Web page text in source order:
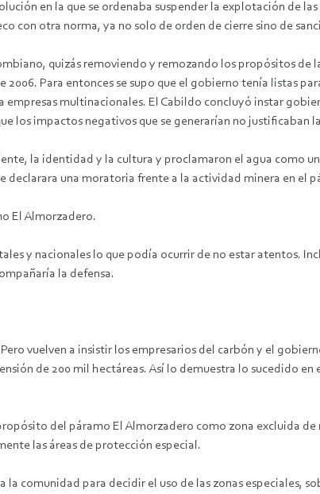
en la que se ordenaba suspender la explotación de
otra norma, ya no solo de orden de cierre sino de
quizás removiendo y remozando los propósitos de
Para entonces se supo que el gobierno tenía listas
multinacionales. El Cabildo concluyó instar
los impactos negativos que se generarían no justificaban
la identidad y la cultura y proclamaron el agua como
declarara una moratoria frente a la actividad minera en el
El Almorzadero.
y nacionales lo que podía ocurrir de no estar atentos.
la defensa.
vuelven a insistir los empresarios del carbón y el
de 200 mil hectáreas. Así lo demuestra lo sucedido en
del páramo El Almorzadero como zona excluida de
las áreas de protección especial.
comunidad para decidir el uso de las zonas especiales,